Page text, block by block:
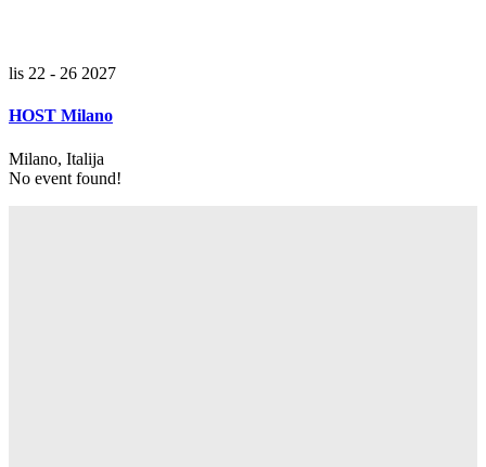
lis 22 - 26 2027
HOST Milano
Milano, Italija
No event found!